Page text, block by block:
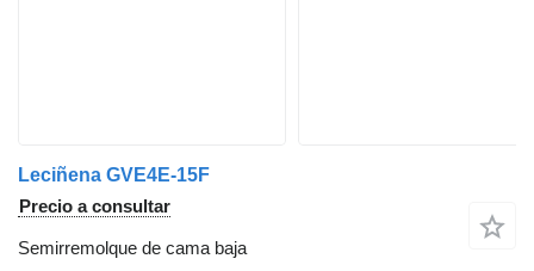
Leciñena GVE4E-15F
Precio a consultar
Semirremolque de cama baja